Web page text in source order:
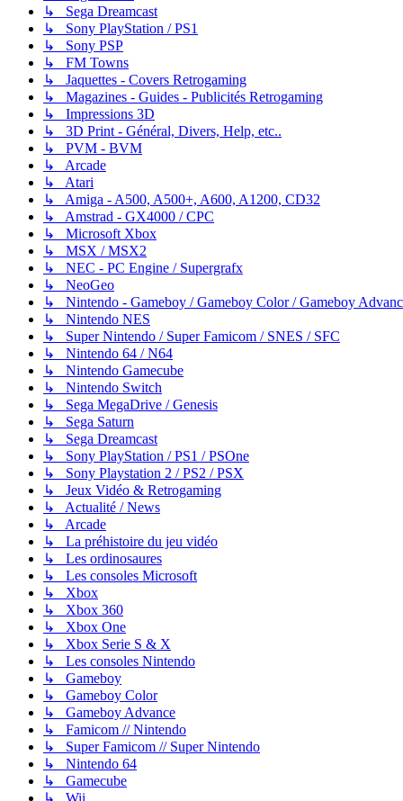
↳ Sega Dreamcast
↳ Sony PlayStation / PS1
↳ Sony PSP
↳ FM Towns
↳ Jaquettes - Covers Retrogaming
↳ Magazines - Guides - Publicités Retrogaming
↳ Impressions 3D
↳ 3D Print - Général, Divers, Help, etc..
↳ PVM - BVM
↳ Arcade
↳ Atari
↳ Amiga - A500, A500+, A600, A1200, CD32
↳ Amstrad - GX4000 / CPC
↳ Microsoft Xbox
↳ MSX / MSX2
↳ NEC - PC Engine / Supergrafx
↳ NeoGeo
↳ Nintendo - Gameboy / Gameboy Color / Gameboy
↳ Nintendo NES
↳ Super Nintendo / Super Famicom / SNES / SFC
↳ Nintendo 64 / N64
↳ Nintendo Gamecube
↳ Nintendo Switch
↳ Sega MegaDrive / Genesis
↳ Sega Saturn
↳ Sega Dreamcast
↳ Sony PlayStation / PS1 / PSOne
↳ Sony Playstation 2 / PS2 / PSX
↳ Jeux Vidéo & Retrogaming
↳ Actualité / News
↳ Arcade
↳ La préhistoire du jeu vidéo
↳ Les ordinosaures
↳ Les consoles Microsoft
↳ Xbox
↳ Xbox 360
↳ Xbox One
↳ Xbox Serie S & X
↳ Les consoles Nintendo
↳ Gameboy
↳ Gameboy Color
↳ Gameboy Advance
↳ Famicom // Nintendo
↳ Super Famicom // Super Nintendo
↳ Nintendo 64
↳ Gamecube